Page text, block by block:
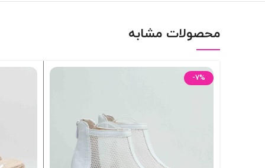
محصولات مشابه
-7%